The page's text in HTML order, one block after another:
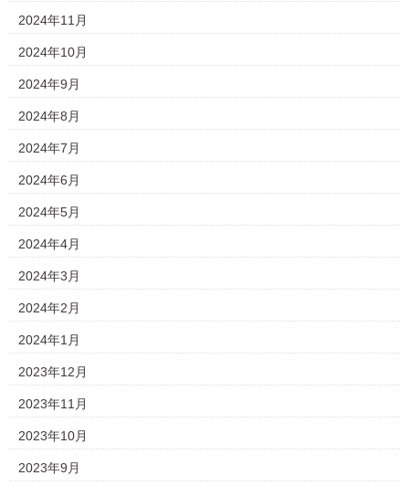
2024年11月
2024年10月
2024年9月
2024年8月
2024年7月
2024年6月
2024年5月
2024年4月
2024年3月
2024年2月
2024年1月
2023年12月
2023年11月
2023年10月
2023年9月